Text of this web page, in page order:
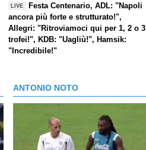
LIVE
Festa Centenario, ADL: "Napoli
ancora più forte e strutturato!",
Allegri: "Ritroviamoci qui per 1, 2 o 3
trofei!", KDB: "Uagliù!", Hamsik:
"Incredibile!"
ANTONIO NOTO